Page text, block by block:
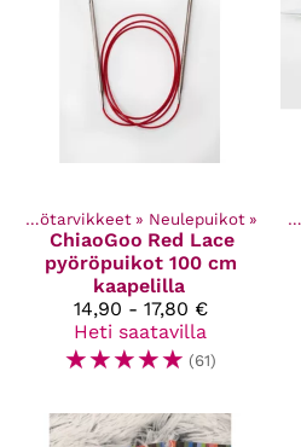
Käsityötarvikkeet ‪» Neulepuikot ‪»
ChiaoGoo Red Lace
pyöröpuikot 100 cm
kaapelilla
14,90 - 17,80 €
Heti saatavilla
☆☆☆☆☆ (61)
tuotteet ‪» Käsityötarvikkeet